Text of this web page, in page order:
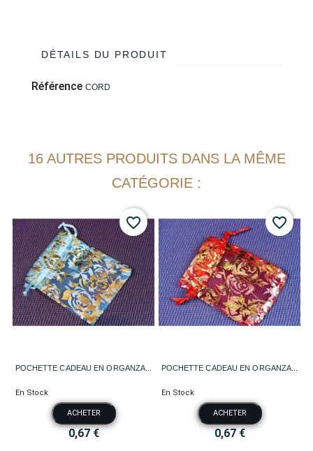
DÉTAILS DU PRODUIT
Référence CORD
16 AUTRES PRODUITS DANS LA MÊME
CATÉGORIE :
POCHETTE CADEAU EN ORGANZA...
En Stock
ACHETER
0,67 €
favorite_border
POCHETTE CADEAU EN ORGANZA...
En Stock
ACHETER
0,67 €
favorite_border